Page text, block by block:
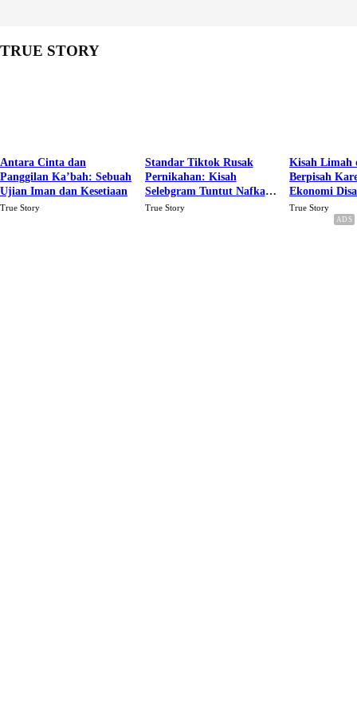
TRUE STORY
Antara Cinta dan
Panggilan Ka’bah: Sebuah
Ujian Iman dan Kesetiaan
True Story
Standar Tiktok Rusak
Pernikahan: Kisah
Selebgram Tuntut Nafkah
Rp.15 Juta Perbulan
True Story
Kisah Limah
Berpisah
Ekonomi
Karena Cinta
True Story